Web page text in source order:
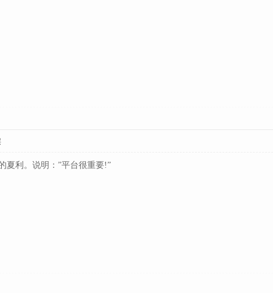
夏利。说明：”平台很重要!”